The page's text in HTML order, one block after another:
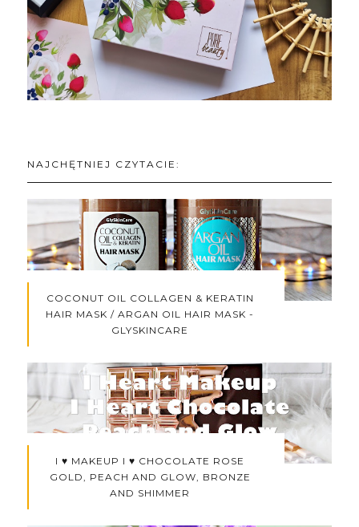
NAJCHĘTNIEJ CZYTACIE:
COCONUT OIL COLLAGEN & KERATIN
HAIR MASK / ARGAN OIL HAIR MASK -
GLYSKINCARE
I ♥ MAKEUP I ♥ CHOCOLATE ROSE
GOLD, PEACH AND GLOW, BRONZE
AND SHIMMER